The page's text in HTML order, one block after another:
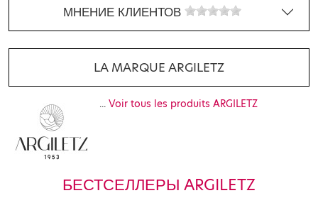
МНЕНИЕ КЛИЕНТОВ
LA MARQUE ARGILETZ
... Voir tous les produits ARGILETZ
БЕСТСЕЛЛЕРЫ ARGILETZ